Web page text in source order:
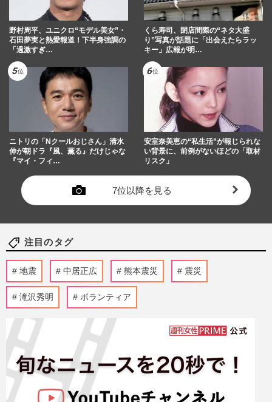
野村周平、ユニクロ“モデル美女”・
石田夢実と熱愛報道！下半身強調の
「過激すぎ…
くら寿司、閉店間際の“ネタ大盛
り”写真が話題に「出会えたらラッ
キー」広報が明…
ニトリの「Nクールおじさん」清水
伸が朝ドラ『風、薫る』だけじゃな
『マイ・フィ…
安室奈美恵の“私生活”が報じられな
い背景に、前例がないほどの「取材
リスク」
7位以降を見る
注目のタグ
地震 中居正広 熊本震災 震災
滝沢秀明 ボランティア